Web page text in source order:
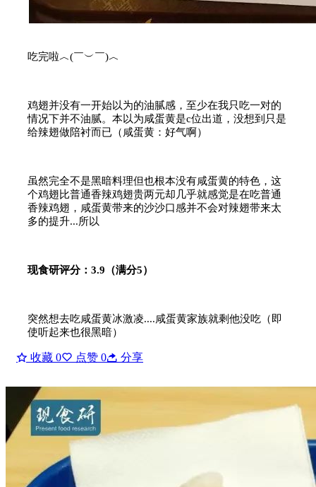
吃完啦︿(￣︶￣)︿
鸡翅并没有一开始以为的油腻感，至少在我只吃一对的
情况下并不油腻。本以为咸蛋黄是c位出道，没想到只是
给辣翅做陪衬而已（咸蛋黄：好气啊）
虽然完全不是黑暗料理但也根本没有咸蛋黄的特色，这
个鸡翅比普通香辣鸡翅贵两元却几乎就感觉是在吃普通
香辣鸡翅，咸蛋黄带来的沙沙口感并不会对辣翅带来太
多的提升...所以
现食研评分：3.9（满分5）
突然想去吃咸蛋黄冰激凌....咸蛋黄家族就剩他没吃（即
使听起来也很黑暗）
收藏 0 点赞 0 分享